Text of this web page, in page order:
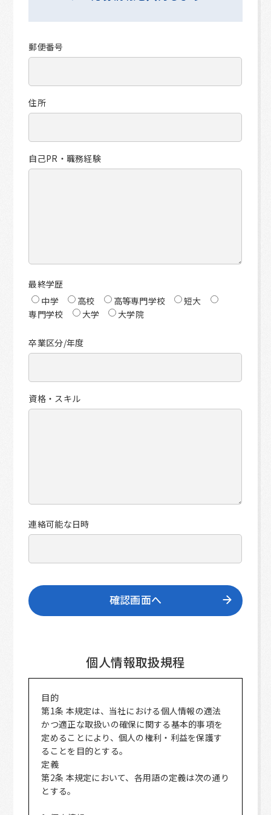
郵便番号
住所
自己PR・職務経験
最終学歴
中学
高校 高等専門学校
短大
専門学校
大学 大学院
卒業区分/年度
資格・スキル
連絡可能な日時
個人情報取扱規程
目的
第1条 本規定は、当社における個人情報の適法
かつ適正な取扱いの確保に関する基本的事項を
定めることにより、個人の権利・利益を保護す
ることを目的とする。
定義
第2条 本規定において、各用語の定義は次の通り
とする。